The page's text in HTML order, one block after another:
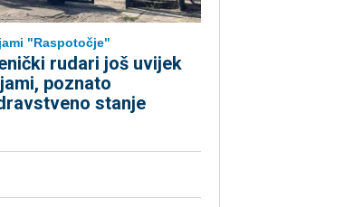
"Raspotočje"
rudari još uvijek
poznato
stanje